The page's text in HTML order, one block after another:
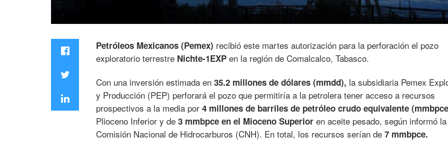
Petróleos Mexicanos (Pemex) recibió este martes autorización para la perforación el pozo
exploratorio terrestre Nichte-1EXP en la región de Comalcalco, Tabasco.
Con una inversión estimada en 35.2 millones de dólares (mmdd), la subsidiaria Pemex
y Producción (PEP) perforará el pozo que permitiría a la petrolera tener acceso a recursos
prospectivos a la media por 4 millones de barriles de petróleo crudo equivalente
Plioceno Inferior y de 3 mmbpce en el Mioceno Superior en aceite pesado, según informó la
Comisión Nacional de Hidrocarburos (CNH). En total, los recursos serían de 7 mmbpce.